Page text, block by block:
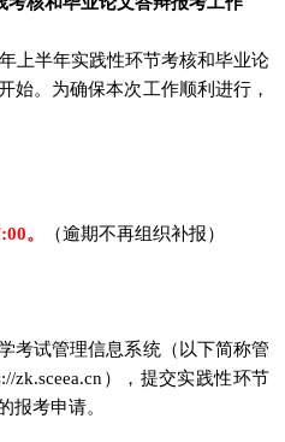
上半年实践性环节考核和毕业论
始。为确保本次工作顺利进行，
。 （逾期不再组织补报）
考试管理信息系统（以下简称管
zk.sceea.cn），提交实践性环节
报考申请。